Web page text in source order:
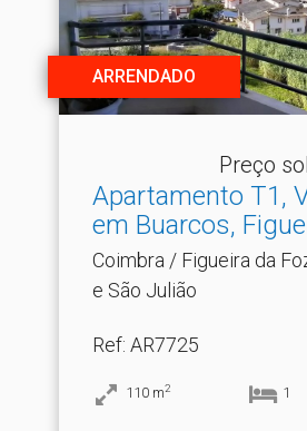
ARRENDADO
Preço
Apartamento T1,
em Buarcos,
Coimbra / Figueira da
e São Julião
Ref: AR7725
110 m2 1